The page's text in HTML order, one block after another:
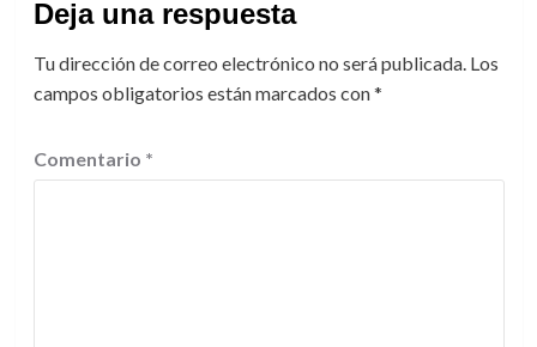
Deja una respuesta
Tu dirección de correo electrónico no será publicada. Los
campos obligatorios están marcados con*
Comentario *